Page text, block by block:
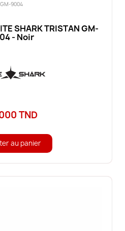
GM-9004
SHARK TRISTAN GM-
- Noir
TND
au panier